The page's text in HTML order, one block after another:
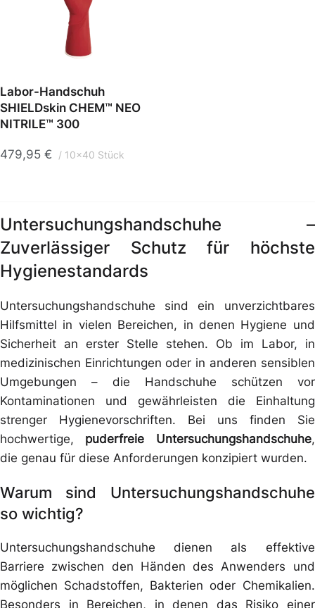
Labor-Handschuh
SHIELDskin CHEM™ NEO
NITRILE™ 300
479,95 € 10x40 Stück
Untersuchungshandschuhe –
Zuverlässiger Schutz für höchste
Hygienestandards
Untersuchungshandschuhe sind ein unverzichtbares
Hilfsmittel in vielen Bereichen, in denen Hygiene und
Sicherheit an erster Stelle stehen. Ob im Labor, in
medizinischen Einrichtungen oder in anderen sensiblen
Umgebungen – die Handschuhe schützen vor
Kontaminationen und gewährleisten die Einhaltung
strenger Hygienevorschriften. Bei uns finden Sie
hochwertige, puderfreie Untersuchungshandschuhe,
die genau für diese Anforderungen konzipiert wurden.
Warum sind Untersuchungshandschuhe
so wichtig?
Untersuchungshandschuhe dienen als effektive
Barriere zwischen den Händen des Anwenders und
möglichen Schadstoffen, Bakterien oder Chemikalien.
Besonders in Bereichen, in denen das Risiko einer